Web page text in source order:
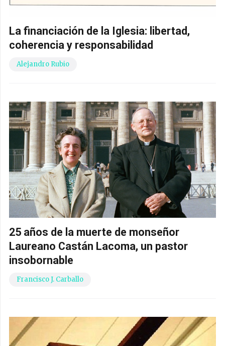
La financiación de la Iglesia: libertad,
coherencia y responsabilidad
Alejandro Rubio
25 años de la muerte de monseñor
Laureano Castán Lacoma, un pastor
insobornable
Francisco J. Carballo